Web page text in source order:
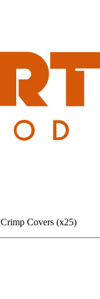
Covers (x25)